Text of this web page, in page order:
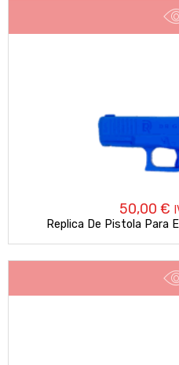
50,00 €
Replica De Pistola Para